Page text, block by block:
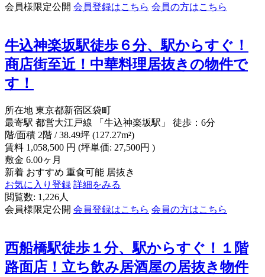
会員様限定公開 会員登録はこちら 会員の方はこちら
牛込神楽坂駅徒歩６分、駅からすぐ！
商店街至近！中華料理居抜きの物件で
す！
所在地 東京都新宿区袋町
最寄駅 都営大江戸線 「牛込神楽坂駅」 徒歩：6分
階/面積 2階 / 38.49坪 (127.27m²)
賃料 1,058,500 円 (坪単価: 27,500円 )
敷金 6.00ヶ月
新着 おすすめ 重食可能 居抜き
お気に入り登録 詳細をみる
閲覧数: 1,226人
会員様限定公開 会員登録はこちら 会員の方はこちら
西船橋駅徒歩１分、駅からすぐ！１階
路面店！立ち飲み居酒屋の居抜き物件